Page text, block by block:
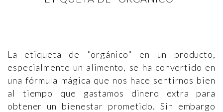
La etiqueta de "orgánico" en un producto,
especialmente un alimento, se ha convertido en
una fórmula mágica que nos hace sentirnos bien
al tiempo que gastamos dinero extra para
obtener un bienestar prometido. Sin embargo